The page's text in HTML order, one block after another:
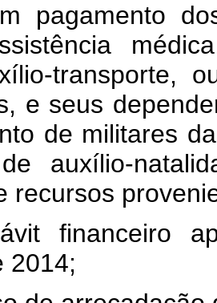
pagamento
transporte,
e seus
de militares
auxílio-
recursos
financeiro
2014;